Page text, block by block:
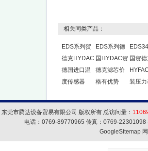
相关同类产品：
EDS系列贺
德克HYDAC
德国进口温
度传感器
EDS系列德
国HYDAC贺
德克滤芯价
格有优势
国贺
装压力
东莞市腾达设备贸易有限公司 版权所有 总访问量：
电话：0769-89770965 传真：0769-
GoogleSitemap网